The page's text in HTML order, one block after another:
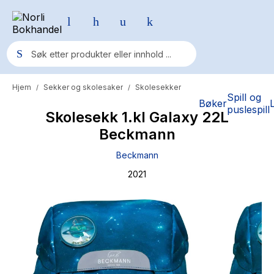
BøkerSpill og
puslespill
Populære søk
Pokemon
Fury Bound - Sable Sorensen
Elizabeth Strout
Hitster
Hypopressiv trening
Hjem / Sekker og skolesaker / Skolesekker
Skolesekk 1.kl Galaxy 22L
Beckmann
Beckmann
2021